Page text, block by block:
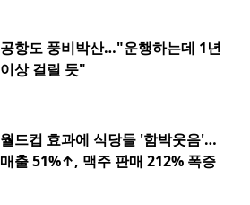
공항도 풍비박산…"운행하는데 1년
이상 걸릴 듯"
월드컵 효과에 식당들 '함박웃음'…
매출 51%↑, 맥주 판매 212% 폭증